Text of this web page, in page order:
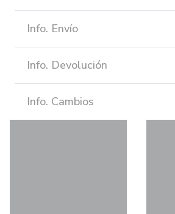
Info. Envío
Info. Devolución
Info. Cambios